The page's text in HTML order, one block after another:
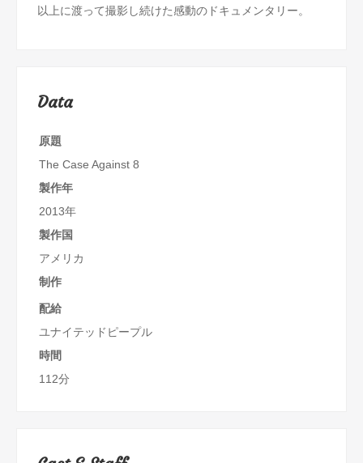
以上に渡って撮影し続けた感動のドキュメンタリー。
Data
原題
The Case Against 8
製作年
2013年
製作国
アメリカ
制作
配給
ユナイテッドピープル
時間
112分